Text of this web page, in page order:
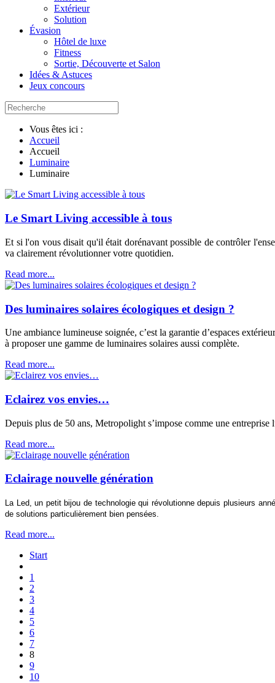
Extérieur
Solution
Évasion
Hôtel de luxe
Fitness
Sortie, Découverte et Salon
Idées & Astuces
Jeux concours
Vous êtes ici :
Accueil
Accueil
Luminaire
Luminaire
Le Smart Living accessible à tous
Et si l'on vous disait qu'il était dorénavant possible de contrôler
va clairement révolutionner votre quotidien.
Read more...
Des luminaires solaires écologiques et design ?
Une ambiance lumineuse soignée, c’est la garantie d’espaces
à proposer une gamme de luminaires solaires aussi complète.
Read more...
Eclairez vos envies…
Depuis plus de 50 ans, Metropolight s’impose comme une
Read more...
Eclairage nouvelle génération
La Led, un petit bijou de technologie qui révolutionne depuis plusieurs
de solutions particulièrement bien pensées.
Read more...
Start
1
2
3
4
5
6
7
8
9
10